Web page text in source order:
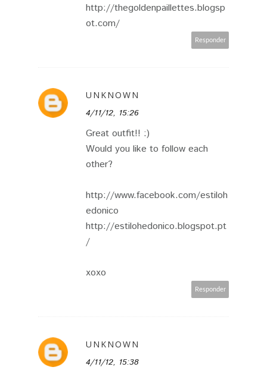
http://thegoldenpaillettes.blogsp
ot.com/
Responder
UNKNOWN
4/11/12, 15:26
Great outfit!! :)
Would you like to follow each
other?
http://www.facebook.com/estiloh
edonico
http://estilohedonico.blogspot.pt
/
xoxo
Responder
UNKNOWN
4/11/12, 15:38